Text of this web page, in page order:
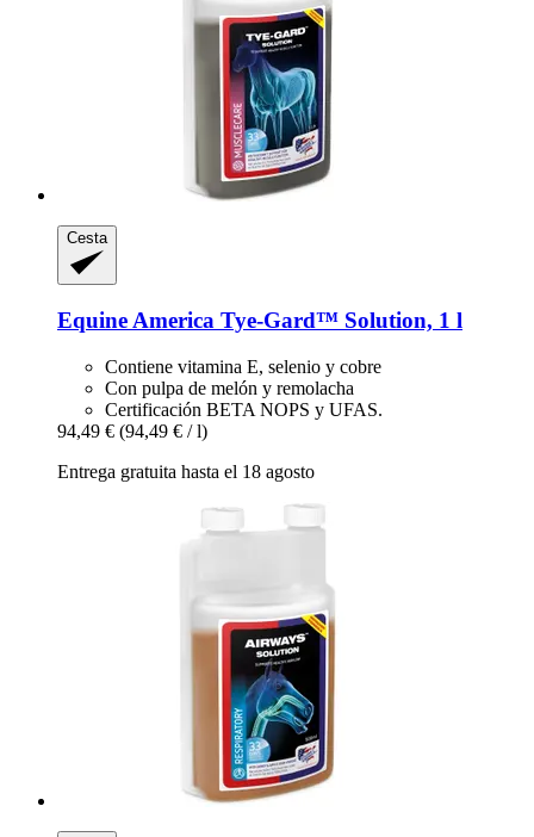
Cesta
Equine America Tye-​Gard™ Solution, 1 l
Contiene vitamina E, selenio y cobre
Con pulpa de melón y remolacha
Certificación BETA NOPS y UFAS.
94,49 € (94,49 € / l)
Entrega gratuita hasta el 18 agosto